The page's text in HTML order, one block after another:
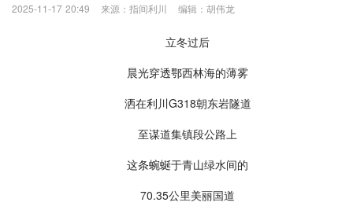
2025-11-17 20:49 来源：​指间利川 编辑：胡伟龙
立冬过后
晨光穿透鄂西林海的薄雾
洒在利川G318朝东岩隧道
至谋道集镇段公路上
这条蜿蜒于青山绿水间的
70.35公里美丽国道